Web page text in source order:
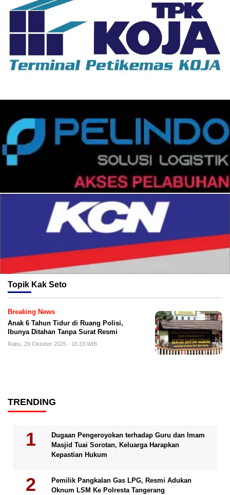
Topik Kak Seto
Breaking News
Anak 6 Tahun Tidur di Ruang Polisi,
Ibunya Ditahan Tanpa Surat Resmi
Rabu, 29 Oktober 2025 - 16:33 WIB
TRENDING
Dugaan Pengeroyokan terhadap Guru dan Imam
Masjid Tuai Sorotan, Keluarga Harapkan
Kepastian Hukum
Pemilik Pangkalan Gas LPG, Resmi Adukan
Oknum LSM Ke Polresta Tangerang